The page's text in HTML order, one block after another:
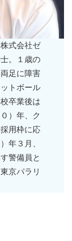
式会社ゼ
。１歳の
足に障害
トボール
卒業後は
）年、ク
用枠に応
年３月、
警備員と
京パラリ